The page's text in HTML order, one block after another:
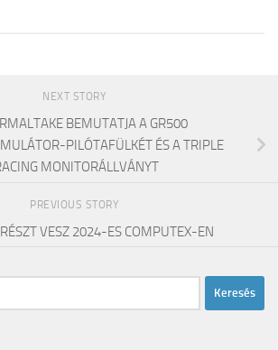
NEXT STORY
BEMUTATJA A GR500
PILÓTAFÜLKÉT ÉS A TRIPLE
MONITORÁLLVÁNYT
PREVIOUS STORY
VESZ 2024-ES COMPUTEX-EN